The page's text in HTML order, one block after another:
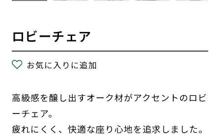
ロビーチェア
お気に入りに追加
高級感を醸し出すオーク材がアクセントのロビ
ーチェア。
疲れにくく、快適な座り心地を追求しました。